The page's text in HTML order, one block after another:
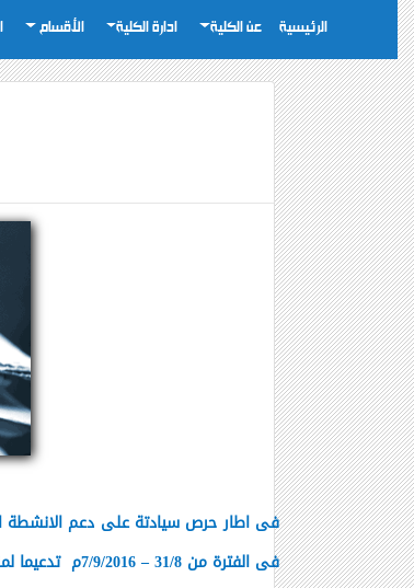
الرئيسية عن الكلية ادارة الكلية الأقسام
فى اطار حرص سيادتة على دعم الانشطة
فى الفترة من 31/8 – 7/9/2016م تدعيما لمنتخبات الجامعة المشاركة بالاسبوع وتشجيعاً لهم .